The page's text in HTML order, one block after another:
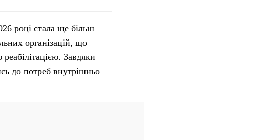
році стала ще більш
організацій, що
Завдяки
до потреб внутрішньо